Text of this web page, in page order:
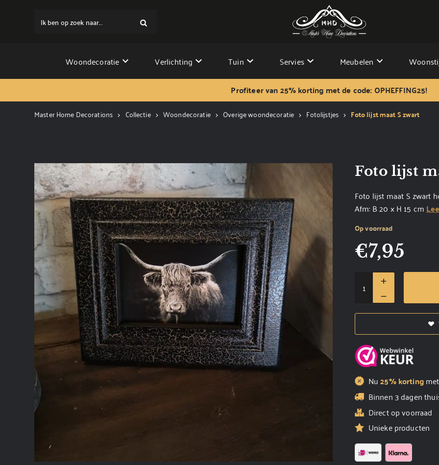
Ik ben op zoek naar...
Woondecoratie Verlichting Tuin Servies Meubelen
Profiteer van 25% korting met de code: OPHEFFING25!
Master Home Decorations Collectie Woondecoratie Overige woondecoratie Fotolijstjes Foto lijst maat S zwart
Foto lijst
Foto lijst maat S zwart
Afm: B 20 x H 15 cm
Op voorraad
€7,95
Nu25% korting
Binnen 3 dagen
Direct op voorraad
Unieke producten